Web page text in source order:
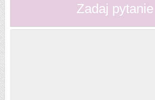
Zadaj pytanie